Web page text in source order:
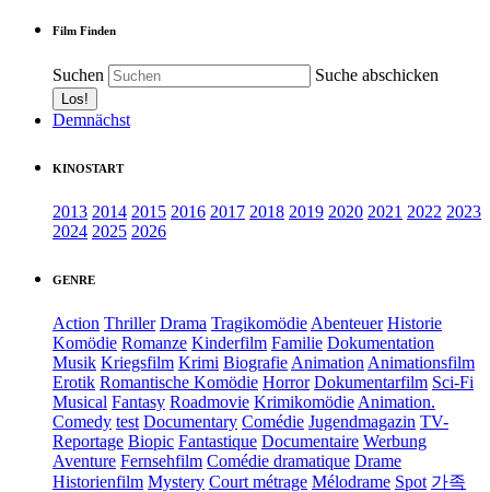
Film Finden
Suchen Suche abschicken
Demnächst
KINOSTART
2013 2014 2015 2016 2017 2018 2019 2020 2021 2022 2023
2024 2025 2026
GENRE
Action Thriller Drama Tragikomödie Abenteuer Historie
Komödie Romanze Kinderfilm Familie Dokumentation
Musik Kriegsfilm Krimi Biografie Animation Animationsfilm
Erotik Romantische Komödie Horror Dokumentarfilm Sci-Fi
Musical Fantasy Roadmovie Krimikomödie Animation.
Comedy test Documentary Comédie Jugendmagazin TV-
Reportage Biopic Fantastique Documentaire Werbung
Aventure Fernsehfilm Comédie dramatique Drame
Historienfilm Mystery Court métrage Mélodrame Spot 가족